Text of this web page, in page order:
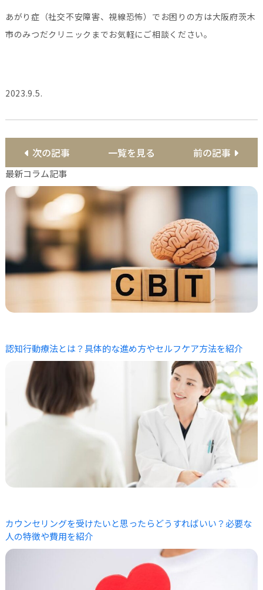
あがり症（社交不安障害、視線恐怖）でお困りの方は大阪府茨木
市のみつだクリニックまでお気軽にご相談ください。
2023.9.5.
次の記事 一覧を見る 前の記事
最新コラム記事
認知行動療法とは？具体的な進め方やセルフケア方法を紹介
カウンセリングを受けたいと思ったらどうすればいい？必要な
人の特徴や費用を紹介